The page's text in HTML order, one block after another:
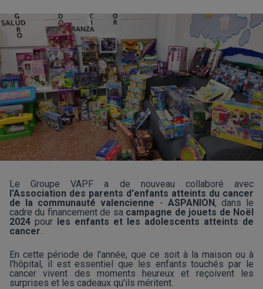
Le Groupe VAPF a de nouveau collaboré avec
l'Association des parents d'enfants atteints du cancer
de la communauté valencienne - ASPANION, dans le
cadre du financement de sa campagne de jouets de Noël
2024 pour les enfants et les adolescents atteints de
cancer.
En cette période de l'année, que ce soit à la maison ou à
l'hôpital, il est essentiel que les enfants touchés par le
cancer vivent des moments heureux et reçoivent les
surprises et les cadeaux qu'ils méritent.